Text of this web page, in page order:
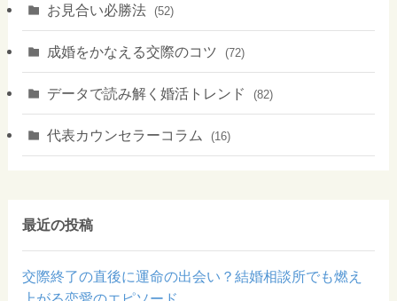
お見合い必勝法 (52)
成婚をかなえる交際のコツ (72)
データで読み解く婚活トレンド (82)
代表カウンセラーコラム (16)
最近の投稿
交際終了の直後に運命の出会い？結婚相談所でも燃え